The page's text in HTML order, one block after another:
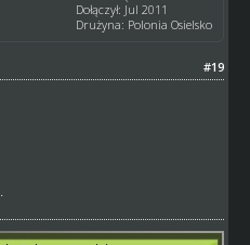
Dołączył: Jul 2011
Drużyna: Polonia Osielsko
#19